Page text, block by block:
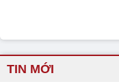
TIN MỚI